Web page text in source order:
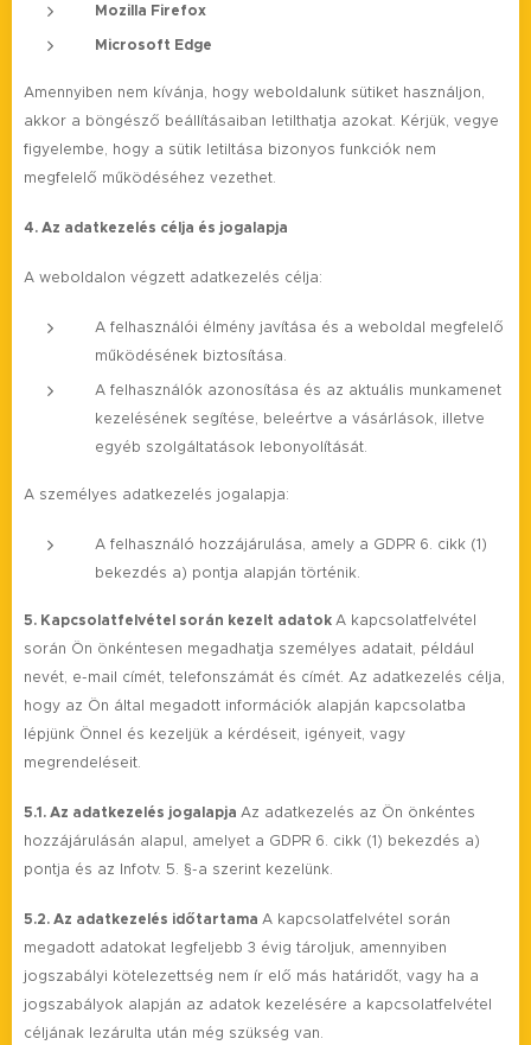
Mozilla Firefox
Microsoft Edge
Amennyiben nem kívánja, hogy weboldalunk sütiket használjon,
akkor a böngésző beállításaiban letilthatja azokat. Kérjük, vegye
figyelembe, hogy a sütik letiltása bizonyos funkciók nem
megfelelő működéséhez vezethet.
4. Az adatkezelés célja és jogalapja
A weboldalon végzett adatkezelés célja:
A felhasználói élmény javítása és a weboldal megfelelő
működésének biztosítása.
A felhasználók azonosítása és az aktuális munkamenet
kezelésének segítése, beleértve a vásárlások, illetve
egyéb szolgáltatások lebonyolítását.
A személyes adatkezelés jogalapja:
A felhasználó hozzájárulása, amely a GDPR 6. cikk (1)
bekezdés a) pontja alapján történik.
5. Kapcsolatfelvétel során kezelt adatok A kapcsolatfelvétel
során Ön önkéntesen megadhatja személyes adatait, például
nevét, e-mail címét, telefonszámát és címét. Az adatkezelés célja,
hogy az Ön által megadott információk alapján kapcsolatba
lépjünk Önnel és kezeljük a kérdéseit, igényeit, vagy
megrendeléseit.
5.1. Az adatkezelés jogalapja Az adatkezelés az Ön önkéntes
hozzájárulásán alapul, amelyet a GDPR 6. cikk (1) bekezdés a)
pontja és az Infotv. 5. §-a szerint kezelünk.
5.2. Az adatkezelés időtartama A kapcsolatfelvétel során
megadott adatokat legfeljebb 3 évig tároljuk, amennyiben
jogszabályi kötelezettség nem ír elő más határidőt, vagy ha a
jogszabályok alapján az adatok kezelésére a kapcsolatfelvétel
céljának lezárulta után még szükség van.